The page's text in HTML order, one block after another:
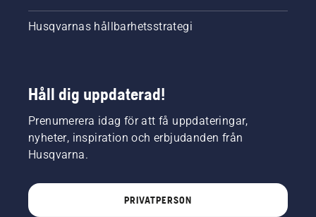
Husqvarnas hållbarhetsstrategi
Håll dig uppdaterad!
Prenumerera idag för att få uppdateringar,
nyheter, inspiration och erbjudanden från
Husqvarna.
PRIVATPERSON